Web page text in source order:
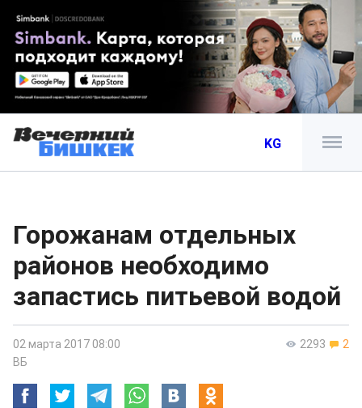
KG
Горожанам отдельных
районов необходимо
запастись питьевой водой
2293 2
02 марта 2017 08:00
ВБ